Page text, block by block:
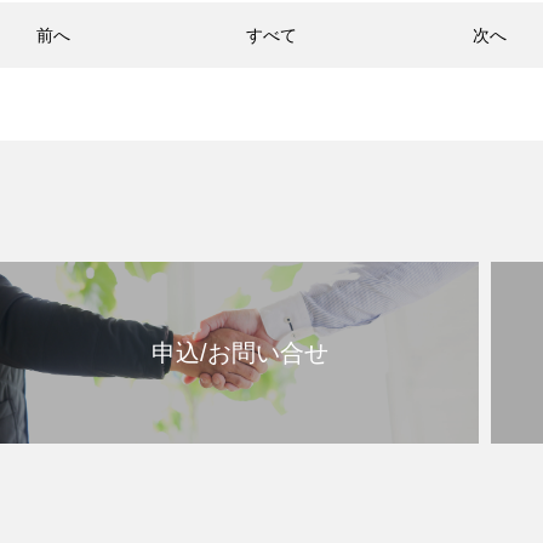
前へ すべて 次へ
申込/お問い合せ